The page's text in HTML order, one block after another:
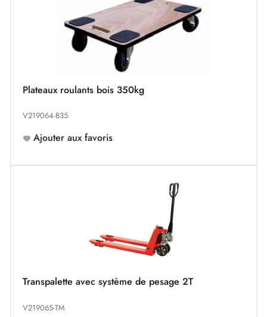
Plateaux roulants bois 350kg
V219064-B35
Ajouter aux favoris
Transpalette avec système de pesage 2T
V219065-TM